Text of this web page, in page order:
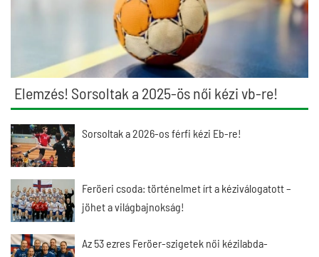
Elemzés! Sorsoltak a 2025-ös női kézi vb-re!
Sorsoltak a 2026-os férfi kézi Eb-re!
Feröeri csoda: történelmet írt a kéziválogatott –
jöhet a világbajnokság!
Az 53 ezres Feröer-szigetek női kézilabda-